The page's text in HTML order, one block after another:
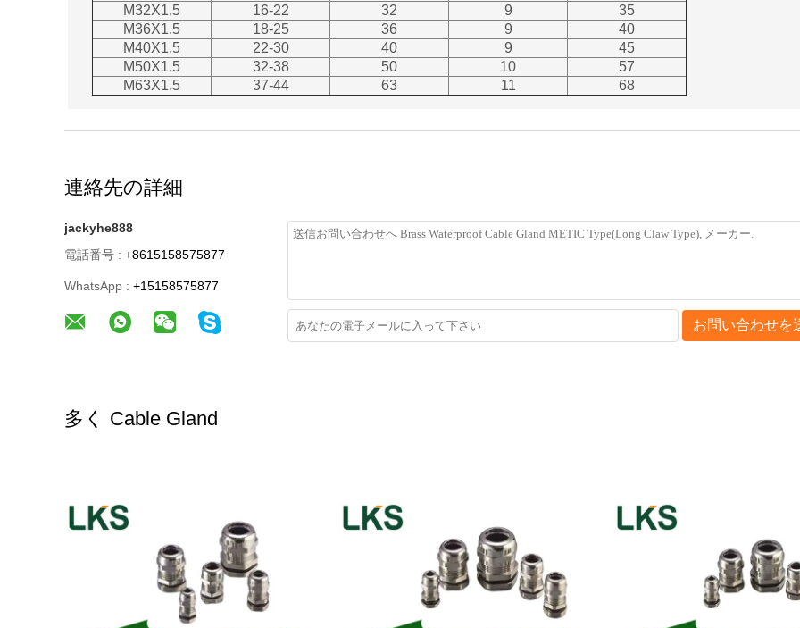
M32X1.5
16-22 32 9
35
M36X1.5
18-25 36 9
40
M40X1.5
22-30 40 9
45
M50X1.5
32-38 50 10
57
M63X1.5
37-44 63 11 68
連絡先の詳細
jackyhe888
電話番号 : +8615158575877
WhatsApp : +15158575877
お問い合わせを
多く Cable Gland